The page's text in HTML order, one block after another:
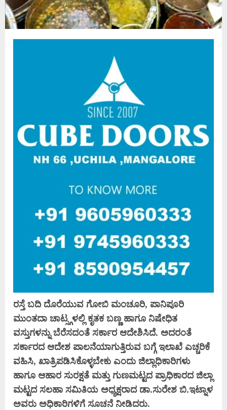
ರಸ್ತೆ ಬದಿ ದೊರೆಯುವ ಗೋಬಿ ಮಂಚೂರಿ, ಪಾನಿಪೂರಿ
ಮುಂತದಾ ಚಾಟ್ಸ್ಗಳಲ್ಲಿ ಕೃತಕ ಬಣ್ಣ ಹಾಗೂ ನಿಷೇಧಿತ
ವಸ್ತುಗಳನ್ನು ಬೆರೆಸದಂತೆ ಸರ್ಕಾರ ಆದೇಶಿಸಿದೆ. ಅದರಂತೆ
ಸರ್ಕಾರದ ಆದೇಶ ಪಾಲನೆಯಾಗುತ್ತಿರುವ ಬಗ್ಗೆ ಇಲಾಖೆ ಎಚ್ಚರಿಕೆ
ವಹಿಸಿ, ಖಾತ್ರಿಪಡಿಸಿಕೊಳ್ಳಬೇಕು ಎಂದು ಜಿಲ್ಲಾಧಿಕಾರಿಗಳು
ಹಾಗೂ ಆಹಾರ ಸುರಕ್ಷತೆ ಮತ್ತು ಗುಣಮಟ್ಟದ ಪ್ರಾಧಿಕಾರದ ಜಿಲ್ಲಾ
ಮಟ್ಟದ ಸಲಹಾ ಸಮಿತಿಯ ಅಧ್ಯಕ್ಷರಾದ ಡಾ.ಸುರೇಶ ಬಿ.ಇಟ್ನಾಳ
ಅವರು ಅಧಿಕಾರಿಗಳಿಗೆ ಸೂಚನೆ ನೀಡಿದರು.